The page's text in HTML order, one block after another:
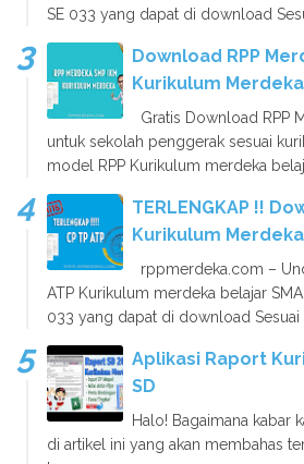
SE 033 yang dapat di download
Download RPP
Kurikulum
Gratis Download RPP
untuk sekolah penggerak sesuai
model RPP Kurikulum merdeka
TERLENGKAP !!
Kurikulum Merdeka
rppmerdeka.com –
ATP Kurikulum merdeka belajar SMA
033 yang dapat di download Sesuai ...
Aplikasi Raport
SD
Halo! Bagaimana kabar
di artikel ini yang akan membahas